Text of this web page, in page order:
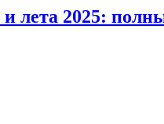
лета 2025: